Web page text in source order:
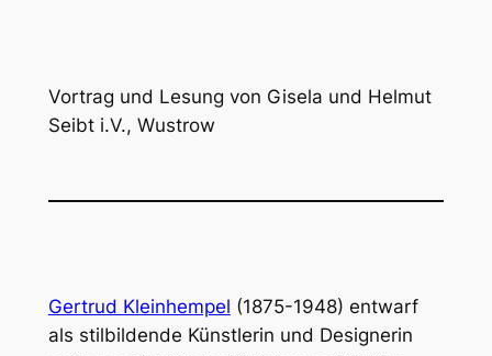
Vortrag und Lesung von Gisela und Helmut
Seibt i.V., Wustrow
Gertrud Kleinhempel (1875-1948) entwarf
als stilbildende Künstlerin und Designerin